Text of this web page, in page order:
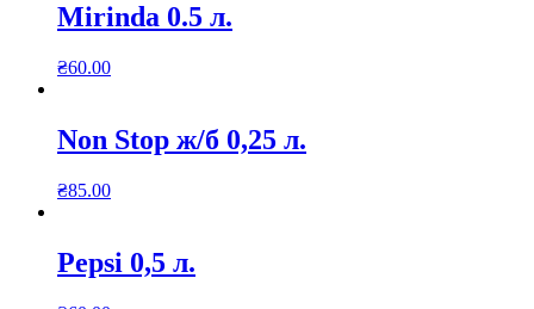
Mirinda 0.5 л.
₴60.00
Non Stop ж/б 0,25 л.
₴85.00
Pepsi 0,5 л.